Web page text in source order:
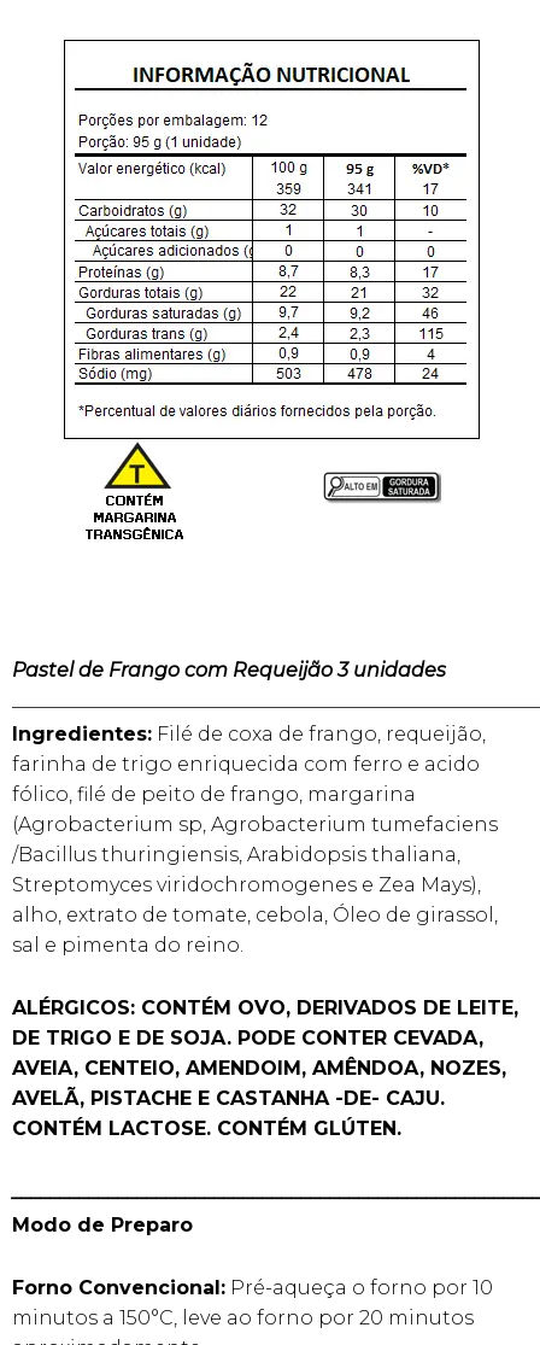
Pastel de Frango com Requeijão 3 unidades
Ingredientes: Filé de coxa de frango, requeijão,
farinha de trigo enriquecida com ferro e acido
fólico, filé de peito de frango, margarina
(Agrobacterium sp, Agrobacterium tumefaciens
/Bacillus thuringiensis, Arabidopsis thaliana,
Streptomyces viridochromogenes e Zea Mays),
alho, extrato de tomate, cebola, Óleo de girassol,
sal e pimenta do reino.
ALÉRGICOS: CONTÉM OVO, DERIVADOS DE LEITE,
DE TRIGO E DE SOJA. PODE CONTER CEVADA,
AVEIA, CENTEIO, AMENDOIM, AMÊNDOA, NOZES,
AVELÃ, PISTACHE E CASTANHA -DE- CAJU.
CONTÉM LACTOSE. CONTÉM GLÚTEN.
Modo de Preparo
Forno Convencional: Pré-aqueça o forno por 10
minutos a 150°C, leve ao forno por 20 minutos